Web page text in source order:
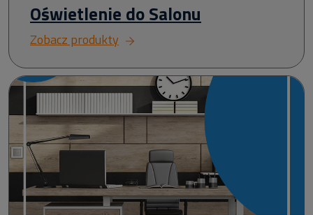
Oświetlenie do Salonu
Zobacz produkty